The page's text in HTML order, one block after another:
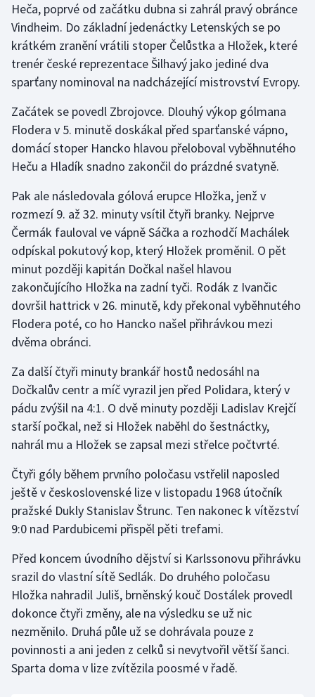
Moderní pětiboj
Motorsport
Olympijské hry
Parasport
Plavání
Plážový volejbal
Ragby
Rychlobruslení
Rychlostní kanoistika
Short track
Stolní tenis
Triatlon
Vodní slalom
Volejbal
Ostatní
Heča, poprvé od začátku dubna si zahrál pravý obránce
Vindheim. Do základní jedenáctky Letenských se po
krátkém zranění vrátili stoper Čelůstka a Hložek, které
trenér české reprezentace Šilhavý jako jediné dva
sparťany nominoval na nadcházející mistrovství Evropy.
Začátek se povedl Zbrojovce. Dlouhý výkop gólmana
Flodera v 5. minutě doskákal před sparťanské vápno,
domácí stoper Hancko hlavou přeloboval vyběhnutého
Heču a Hladík snadno zakončil do prázdné svatyně.
Pak ale následovala gólová erupce Hložka, jenž v
rozmezí 9. až 32. minuty vsítil čtyři branky. Nejprve
Čermák fauloval ve vápně Sáčka a rozhodčí Machálek
odpískal pokutový kop, který Hložek proměnil. O pět
minut později kapitán Dočkal našel hlavou
zakončujícího Hložka na zadní tyči. Rodák z Ivančic
dovršil hattrick v 26. minutě, kdy překonal vyběhnutého
Flodera poté, co ho Hancko našel přihrávkou mezi
dvěma obránci.
Za další čtyři minuty brankář hostů nedosáhl na
Dočkalův centr a míč vyrazil jen před Polidara, který v
pádu zvýšil na 4:1. O dvě minuty později Ladislav Krejčí
starší počkal, než si Hložek naběhl do šestnáctky,
nahrál mu a Hložek se zapsal mezi střelce počtvrté.
Čtyři góly během prvního poločasu vstřelil naposled
ještě v československé lize v listopadu 1968 útočník
pražské Dukly Stanislav Štrunc. Ten nakonec k vítězství
9:0 nad Pardubicemi přispěl pěti trefami.
Před koncem úvodního dějství si Karlssonovu přihrávku
srazil do vlastní sítě Sedlák. Do druhého poločasu
Hložka nahradil Juliš, brněnský kouč Dostálek provedl
dokonce čtyři změny, ale na výsledku se už nic
nezměnilo. Druhá půle už se dohrávala pouze z
povinnosti a ani jeden z celků si nevytvořil větší šanci.
Sparta doma v lize zvítězila poosmé v řadě.